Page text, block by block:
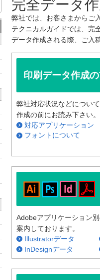
完全データ
弊社では、お客さまからご
テクニカルガイドでは、完
データ作成される際、ご入
印刷データ作成
弊社対応状況などについ
作成の前にお読み下さい。
対応アプリケーション
フォントについて
Adobeアプリケーション
案内しております。
Illustratorデータ
InDesignデータ